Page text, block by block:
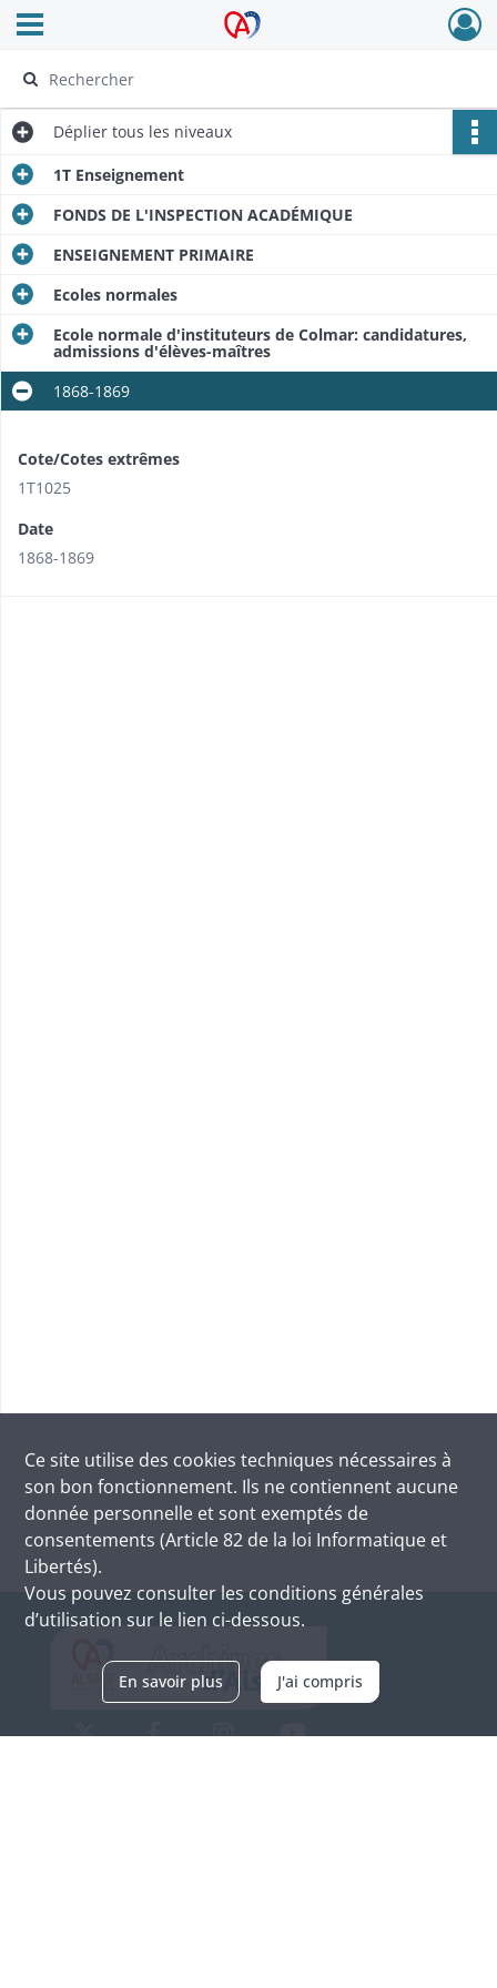
Archives Alsace - Colmar
Ouvrir le menu déroulant
Déplier tous les niveaux
1T Enseignement
FONDS DE L'INSPECTION ACADÉMIQUE
ENSEIGNEMENT PRIMAIRE
Ecoles normales
Ecole normale d'instituteurs de Colmar: candidatures,
admissions d'élèves-maîtres
1868-1869
Cote/Cotes extrêmes
1T1025
Date
1868-1869
Ce site utilise des cookies techniques nécessaires à
son bon fonctionnement. Ils ne contiennent aucune
donnée personnelle et sont exemptés de
consentements (Article 82 de la loi Informatique et
Libertés).
Vous pouvez consulter les conditions générales
d’utilisation sur le lien ci-dessous.
En savoir plus J'ai compris